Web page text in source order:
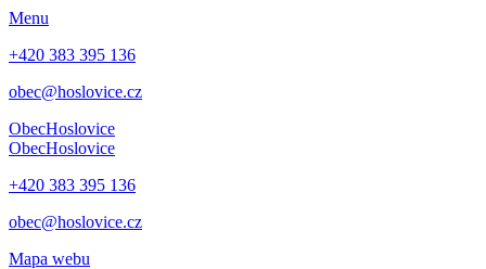
Menu
+420 383 395 136
obec@hoslovice.cz
ObecHoslovice
ObecHoslovice
+420 383 395 136
obec@hoslovice.cz
Mapa webu